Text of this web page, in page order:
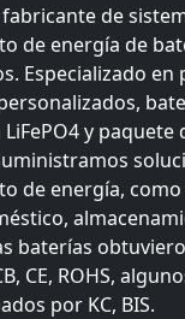
fabricante de
de energía de
Especializado en
y paquete
de energía,
baterías
CE, ROHS,
por KC, BIS.